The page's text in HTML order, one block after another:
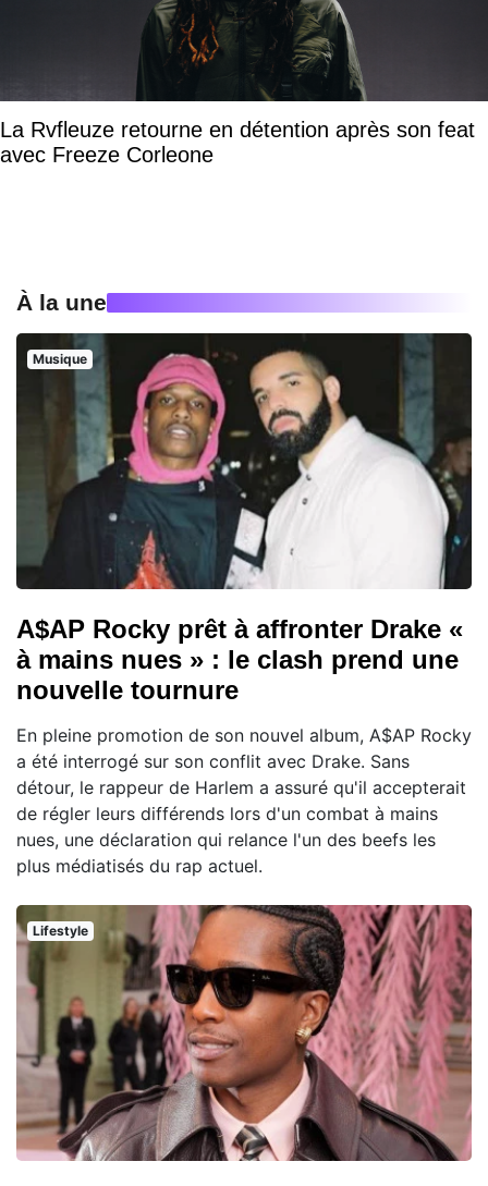
La Rvfleuze retourne en détention après son feat
avec Freeze Corleone
À la une
Musique
A$AP Rocky prêt à affronter Drake «
à mains nues » : le clash prend une
nouvelle tournure
En pleine promotion de son nouvel album, A$AP Rocky
a été interrogé sur son conflit avec Drake. Sans
détour, le rappeur de Harlem a assuré qu'il accepterait
de régler leurs différends lors d'un combat à mains
nues, une déclaration qui relance l'un des beefs les
plus médiatisés du rap actuel.
Lifestyle